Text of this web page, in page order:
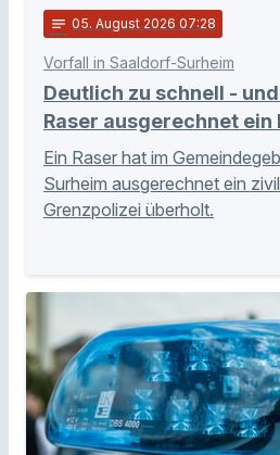
notes 05. August 2026 07:28
Vorfall in Saaldorf-Surheim
Deutlich zu schnell -
Raser ausgerechnet
Ein Raser hat im
Surheim ausgerechnet ein
Grenzpolizei überholt.